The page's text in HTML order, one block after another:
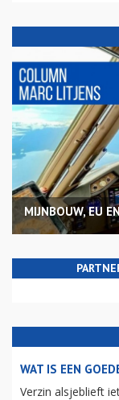
MIJNBOUW, EU
WAT IS EEN
Verzin alsjeblieft